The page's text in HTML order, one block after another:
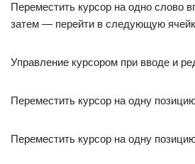
Переместить курсор на одно слово
затем — перейти в следующую
Управление курсором при вводе и
Переместить курсор на одну
Переместить курсор на одну